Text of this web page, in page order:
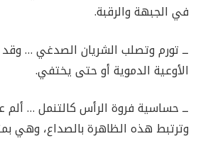
في الجبهة والرقبة.
ــ تورم وتصلب الشريان الصدغي …
الأوعية الدموية أو حتى يختفي.
ــ حساسية فروة الرأس كالتنمل …
وترتبط هذه الظاهرة بالصداع، وهي